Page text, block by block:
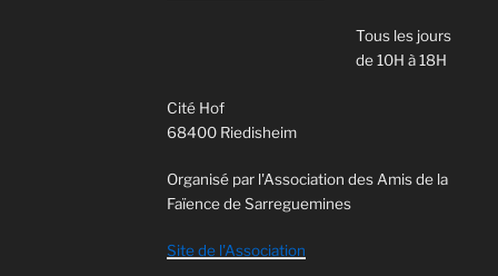
Tous les jours
de 10H à 18H
Cité Hof
68400 Riedisheim
Organisé par l'Association des Amis de la
Faïence de Sarreguemines
Site de l'Association